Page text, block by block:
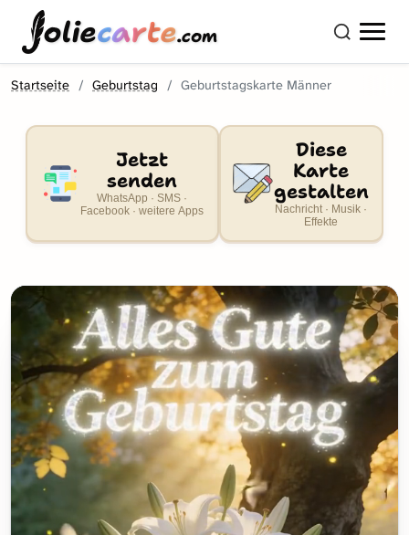
oliecarte.com
Startseite Geburtstag Geburtstagskarte Männer
Jetzt
senden
WhatsApp · SMS ·
Facebook · weitere Apps
Diese
Karte
gestalten
Nachricht · Musik ·
Effekte